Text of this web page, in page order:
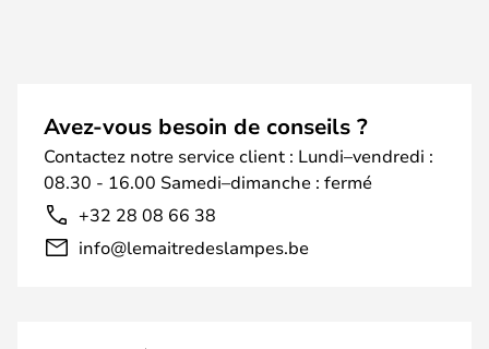
Avez-vous besoin de conseils ?
Contactez notre service client : Lundi–vendredi :
08.30 - 16.00 Samedi–dimanche : fermé
+32 28 08 66 38
info@lemaitredeslampes.be